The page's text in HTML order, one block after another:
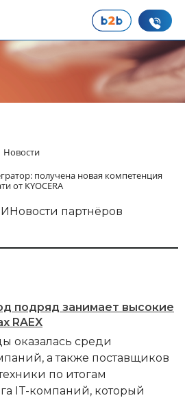
Новости
получена новая компетенция
от KYOCERA
Новости партнёров
подряд занимает высокие
RAEX
оказалась среди
а также поставщиков
по итогам
IT-компаний, который